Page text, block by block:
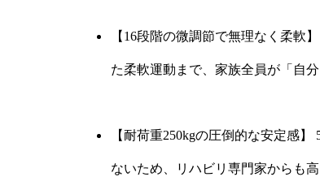
【16段階の微調節で無理なく柔軟
た柔軟運動まで、家族全員が「自
【耐荷重250kgの圧倒的な安定感
ないため、リハビリ専門家からも